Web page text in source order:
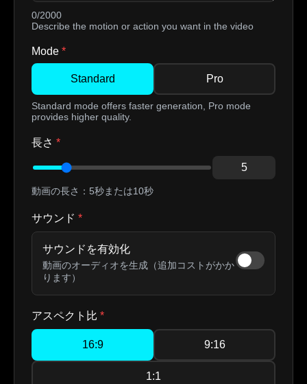
0/2000
Describe the motion or action you want in the video
Mode *
Standard Pro
Standard mode offers faster generation, Pro mode
provides higher quality.
長さ *
5
動画の長さ：5秒または10秒
サウンド *
サウンドを有効化
動画のオーディオを生成（追加コストがかか
ります）
アスペクト比 *
16:9 9:16
1:1